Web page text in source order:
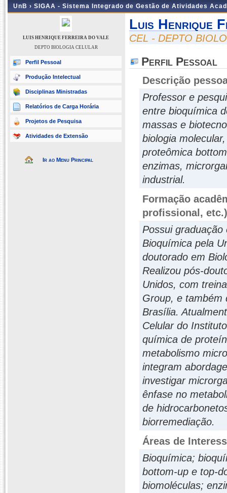
UnB › SIGAA - Sistema Integrado de Gestão de Atividades
LUIS HENRIQUE FERREIRA DO VALE
DEPTO BIOLOGIA CELULAR
Perfil Pessoal
Produção Intelectual
Disciplinas Ministradas
Relatórios de Carga Horária
Projetos de Pesquisa
Atividades de Extensão
Ir ao Menu Principal
Luis Henrique
CEL - DEPTO
Perfil Pessoal
Descrição
Professor e
entre bioquímica
massas e
biologia
proteômica
enzimas,
industrial.
Formação
profissional, etc.)
Possui
Bioquímica pela
doutorado em
Realizou pós-
Unidos, com
Group, e também
Brasília.
Celular do
química de
metabolismo
integram
investigar
ênfase no
de
biorremediação.
Áreas de
Bioquímica;
bottom-up e top-
biomoléculas;